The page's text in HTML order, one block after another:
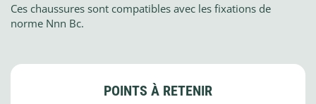
Ces chaussures sont compatibles avec les fixations de
norme Nnn Bc.
POINTS À RETENIR